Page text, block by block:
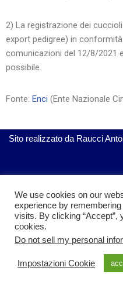
2) La registrazione dei
export pedigree) in
comunicazioni del 12/8/2021
possibile.
Fonte: Enci (Ente Nazionale
Sito realizzato da Raucci
We use cookies on our
experience by
visits. By clicking “Accept”,
cookies.
Do not sell my personal
Impostazioni Cookie